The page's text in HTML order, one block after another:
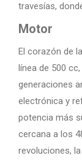
travesías,
Motor
El corazón de
línea de 500
generaciones
electrónica y
potencia más
cercana a los
revoluciones,